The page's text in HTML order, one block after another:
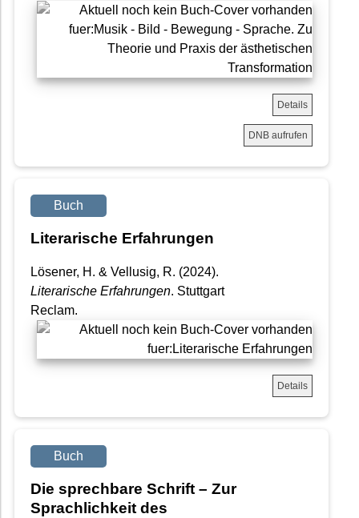
Details
DNB aufrufen
Buch
Literarische Erfahrungen
Lösener, H. & Vellusig, R. (2024).
Literarische Erfahrungen. Stuttgart
Reclam.
Details
Buch
Die sprechbare Schrift – Zur
Sprachlichkeit des